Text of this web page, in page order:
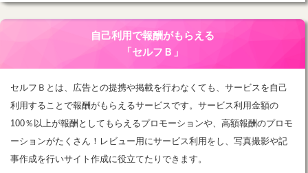
自己利用で報酬がもらえる
「セルフＢ」
セルフＢとは、広告との提携や掲載を行わなくても、サービスを自己
利用することで報酬がもらえるサービスです。サービス利用金額の
100％以上が報酬としてもらえるプロモーションや、高額報酬のプロモ
ーションがたくさん！レビュー用にサービス利用をし、写真撮影や記
事作成を行いサイト作成に役立てたりできます。